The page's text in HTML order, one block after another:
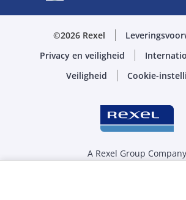
©2026 Rexel
Privacy en veiligheid
Veiligheid Cookie-
A Rexel Group Company